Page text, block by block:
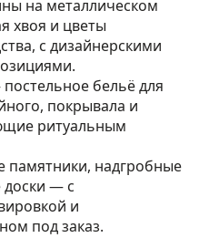
на металлическом
хвоя и цветы
с дизайнерскими
бельё для
покрывала и
ритуальным
надгробные
— с
и
под заказ.